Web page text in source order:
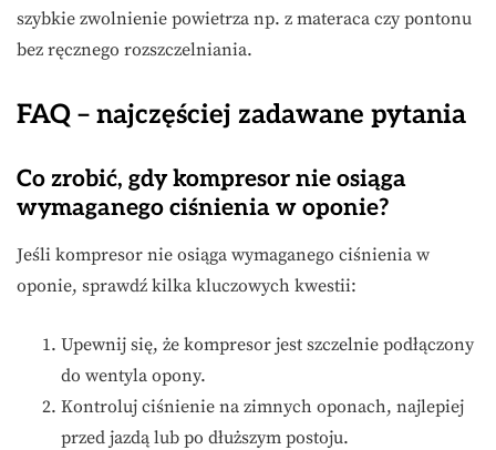
szybkie zwolnienie powietrza np. z materaca czy pontonu
bez ręcznego rozszczelniania.
FAQ – najczęściej zadawane pytania
Co zrobić, gdy kompresor nie osiąga
wymaganego ciśnienia w oponie?
Jeśli kompresor nie osiąga wymaganego ciśnienia w
oponie, sprawdź kilka kluczowych kwestii:
Upewnij się, że kompresor jest szczelnie podłączony
do wentyla opony.
Kontroluj ciśnienie na zimnych oponach, najlepiej
przed jazdą lub po dłuższym postoju.